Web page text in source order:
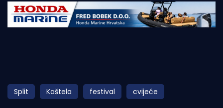
Početna
Obala
Otoci
Split Kaštela festival cvijeće